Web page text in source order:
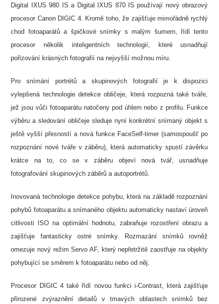
Digital IXUS 980 IS a Digital IXUS 870 IS používají nový obrazový
procesor Canon DIGIC 4. Kromě toho, že zajišťuje mimořádně rychlý
chod fotoaparátů a špičkové snímky s malým šumem, řídí tento
procesor několik inteligentních technologií, které usnadňují
pořizování krásných fotografií na nejvyšší možnou míru.
Pro snímání portrétů a skupinových fotografií je k dispozici
vylepšená technologie detekce obličeje, která rozpozná také tváře,
jež jsou vůči fotoaparátu natočeny pod úhlem nebo z profilu. Funkce
výběru a sledování obličeje sleduje nyní konkrétní snímaný objekt s
ještě vyšší přesností a nová funkce FaceSelf-timer (samospoušť po
rozpoznání nové tváře v záběru), která automaticky spustí závěrku
krátce na to, co se v záběru objeví nová tvář, usnadňuje
fotografování skupinových záběrů a autoportrétů.
Inovovaná technologie detekce pohybu, která na základě rozpoznání
pohybů fotoaparátu a snímaného objektu automaticky nastaví úroveň
citlivosti ISO na optimální hodnotu, zabraňuje rozostření obrazu a
zajišťuje fantasticky ostré snímky. Rozmazání snímků rovněž
omezuje nový režim Servo AF, který nepřetržitě zaostřuje na objekty
pohybující se směrem k fotoaparátu nebo od něj.
Procesor DIGIC 4 také řídí novou funkci i-Contrast, která zajišťuje
přirozené zvýraznění detailů v tmavých oblastech snímků bez